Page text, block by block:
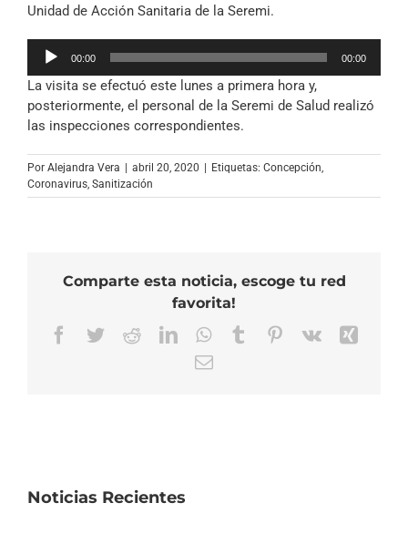
Unidad de Acción Sanitaria de la Seremi.
Reproductor
audio
00:00 00:00
La visita se efectuó este lunes a primera hora y,
posteriormente, el personal de la Seremi de Salud realizó
las inspecciones correspondientes.
Por Alejandra Vera abril 20, 2020 Etiquetas: Concepción,
Coronavirus, Sanitización
Comparte esta noticia, escoge tu red
favorita!
Facebook
TwitterRedditLinkedInWhatsApp
TumblrPinterest
Vk
Correo
Noticias Recientes